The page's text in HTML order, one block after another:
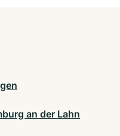
an der Lahn